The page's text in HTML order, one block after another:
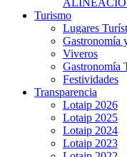
Turismo
Lugares
Gastronomía
Viveros
Gastronomía
Festividades
Transparencia
Lotaip 2026
Lotaip 2025
Lotaip 2024
Lotaip 2023